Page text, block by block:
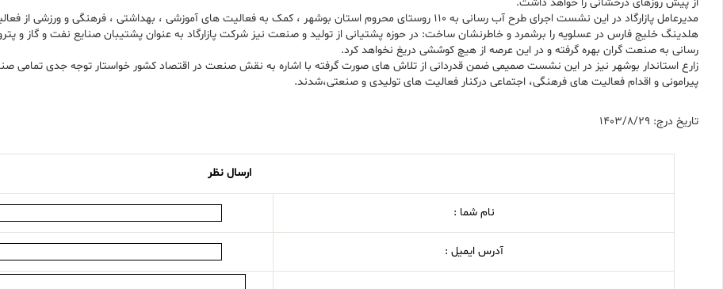
مدیرعامل پازارگاد در این نشست اجرای طرح آب رسانی به ۱۱۰ روستای محروم استان بوشهر ، کمک به فعالیت های آموزشی ، بهداشتی ،
هلدینگ خلیج فارس در عسلویه را برشمرد و خاطرنشان ساخت: در حوزه پشتیانی از تولید و صنعت نیز شرکت پازارگاد به عنوان پشتیبان صنایع نفت و گاز و
رسانی به صنعت گران بهره گرفته و در این عرصه از هیچ کوششی دریغ نخواهد کرد.
زارع استاندار بوشهر نیز در این نشست صمیمی ضمن قدردانی از تلاش های صورت گرفته با اشاره به نقش صنعت در اقتصاد کشور خواستار توجه جدی تمامی
پیرامونی و اقدام فعالیت های فرهنگی، اجتماعی در‌کنار فعالیت های تولیدی و صنعتی،شدند.
تاریخ درج: 1403/8/29
ارسال نظر
نام شما :
آدرس ایمیل :